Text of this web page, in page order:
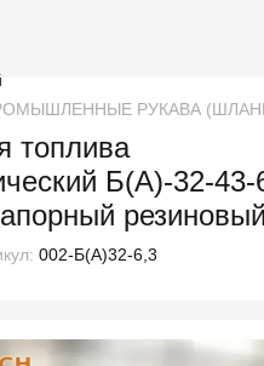
РУКАВА
топлива
Б(А)-32-43-
резиновый
002-Б(А)32-6,3